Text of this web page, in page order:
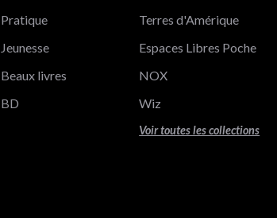
Pratique
Jeunesse
Beaux livres
BD
Terres d'Amérique
Espaces Libres Poche
NOX
Wiz
Voir toutes les collections